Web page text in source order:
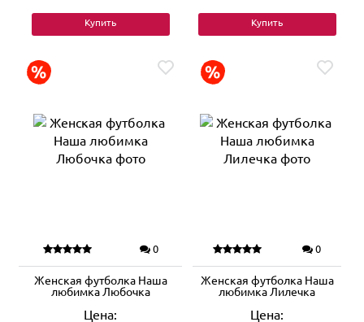
Купить Купить
0
Женская футболка Наша
любимка Любочка
Цена:
0
Женская футболка Наша
любимка Лилечка
Цена: